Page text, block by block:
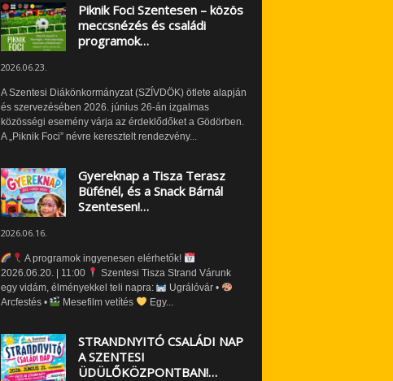
Piknik Foci Szentesen – közös
meccsnézés és családi
programok…
2026.06.23.
A Szentesi Diákönkormányzat (SZÍVDÖK) ötlete alapján
és szervezésében 2026. június 26-án izgalmas
közösségi esemény várja az érdeklődőket a Gödörben.
A „Piknik Foci” névre keresztelt rendezvény...
Gyereknap a Tisza Terasz
Büfénél, és a Snack Bárnál
Szentesen!…
2026.06.16.
A programok ingyenesen elérhetők!
2026.06.20. | 11:00
Szentesi Tisza Strand Várunk
egy vidám, élményekkel teli napra:
Ugrálóvár •
Arcfestés •
Mesefilm vetítés Egy...
STRANDNYITÓ CSALÁDI NAP
A SZENTESI
ÜDÜLŐKÖZPONTBAN!…